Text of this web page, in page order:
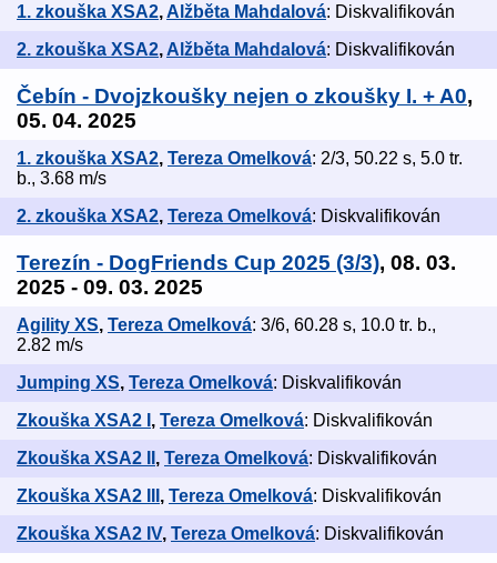
1. zkouška XSA2,Alžběta Mahdalová: Diskvalifikován
2. zkouška XSA2,Alžběta Mahdalová: Diskvalifikován
Čebín - Dvojzkoušky nejen o zkoušky I. + A0,
05. 04. 2025
1. zkouška XSA2, Tereza Omelková: 2/3, 50.22 s, 5.0 tr.
b., 3.68 m/s
2. zkouška XSA2, Tereza Omelková: Diskvalifikován
Terezín - DogFriends Cup 2025 (3/3), 08. 03.
2025 - 09. 03. 2025
Agility XS, Tereza Omelková: 3/6, 60.28 s, 10.0 tr. b.,
2.82 m/s
Jumping XS, Tereza Omelková: Diskvalifikován
Zkouška XSA2 I , Tereza Omelková: Diskvalifikován
Zkouška XSA2 II , Tereza Omelková: Diskvalifikován
Zkouška XSA2 III , Tereza Omelková: Diskvalifikován
Zkouška XSA2 IV, Tereza Omelková: Diskvalifikován